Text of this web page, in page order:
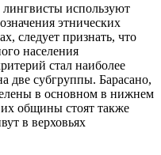
используют
этнических
следует признать, что
населения
стал наиболее
две субгруппы. Барасано,
в основном в нижнем
общины стоят также
в верховьях